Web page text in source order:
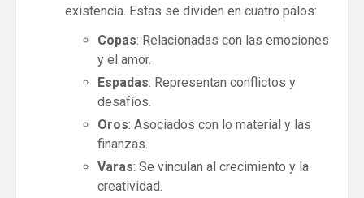
existencia. Estas se dividen en cuatro palos:
Copas: Relacionadas con las emociones
y el amor.
Espadas: Representan conflictos y
desafíos.
Oros: Asociados con lo material y las
finanzas.
Varas: Se vinculan al crecimiento y la
creatividad.